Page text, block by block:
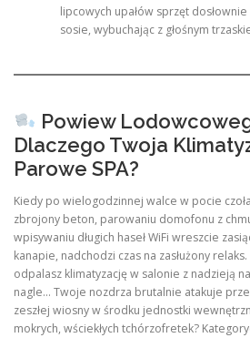
lipcowych upałów sprzęt dosłownie
sosie, wybuchając z głośnym
Powiew
Dlaczego Twoja
Parowe SPA?
Kiedy po wielogodzinnej walce w pocie
zbrojony beton, parowaniu domofonu z
wpisywaniu długich haseł WiFi wreszcie
kanapie, nadchodzi czas na zasłużony
odpalasz klimatyzację w salonie z nadzieją
nagle… Twoje nozdrza brutalnie atakuje
zeszłej wiosny w środku jednostki
mokrych, wściekłych tchórzofretek?